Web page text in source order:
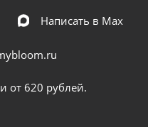
Написать в Мах
от 620 рублей.